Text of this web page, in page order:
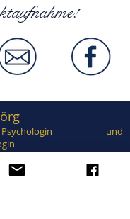
und
zertifiziert
EMDR,